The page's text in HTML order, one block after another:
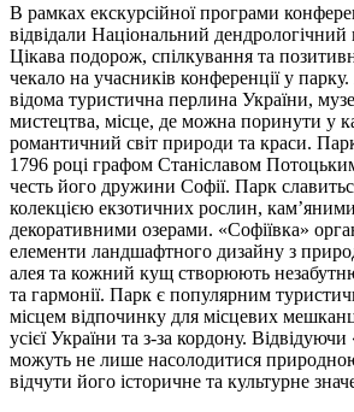
В рамках екскурсійної програми
відвідали Національний дендрологічний
Цікава подорож, спілкування та
чекало на учасників конференції у
відома туристична перлина України,
мистецтва, місце, де можна поринути у
романтичний світ природи та краси.
1796 році графом Станіславом
честь його дружини Софії. Парк
колекцією екзотичних рослин,
декоративними озерами. «Софіївка»
елементи ландшафтного дизайну з
алея та кожний кущ створюють
та гармонії. Парк є популярним
місцем відпочинку для місцевих
усієї України та з-за кордону.
можуть не лише насолодитися
відчути його історичне та культурне